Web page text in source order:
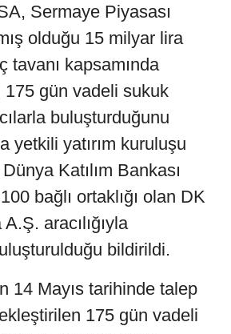
Sermaye Piyasası
olduğu 15 milyar lira
tavanı kapsamında
gün vadeli sukuk
buluşturduğunu
yetkili yatırım kuruluşu
Katılım Bankası
bağlı ortaklığı olan DK
aracılığıyla
bildirildi.
14 Mayıs tarihinde talep
175 gün vadeli